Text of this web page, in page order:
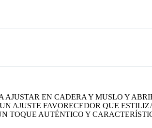
EN CADERA Y MUSLO Y
AJUSTE FAVORECEDOR QUE
TOQUE AUTÉNTICO Y